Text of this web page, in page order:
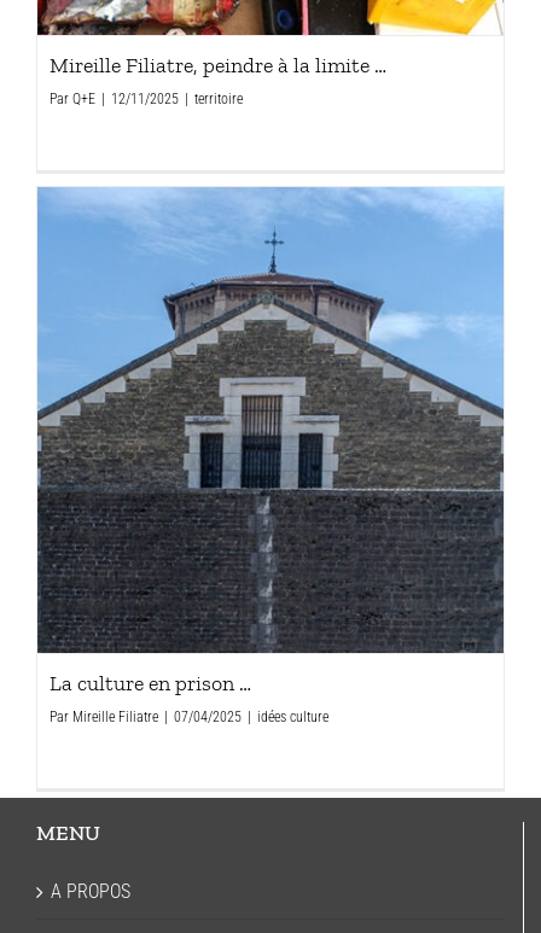
Mireille Filiatre, peindre à la limite …
Par Q+E 12/11/2025 territoire
La culture en prison …
Par Mireille Filiatre 07/04/2025 idées culture
MENU
A PROPOS